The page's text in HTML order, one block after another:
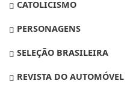
CATOLICISMO
PERSONAGENS
SELEÇÃO BRASILEIRA
REVISTA DO AUTOMÓVEL